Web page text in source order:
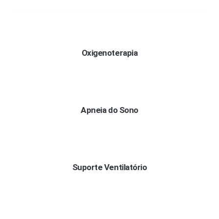
Oxigenoterapia
Apneia do Sono
Suporte Ventilatório